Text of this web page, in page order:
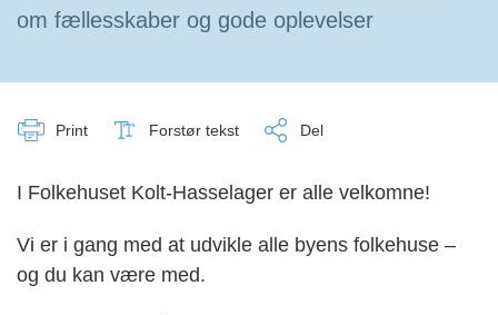
om fællesskaber og gode oplevelser
Print Forstør tekst Del
I Folkehuset Kolt-Hasselager er alle velkomne!
Vi er i gang med at udvikle alle byens folkehuse –
og du kan være med.